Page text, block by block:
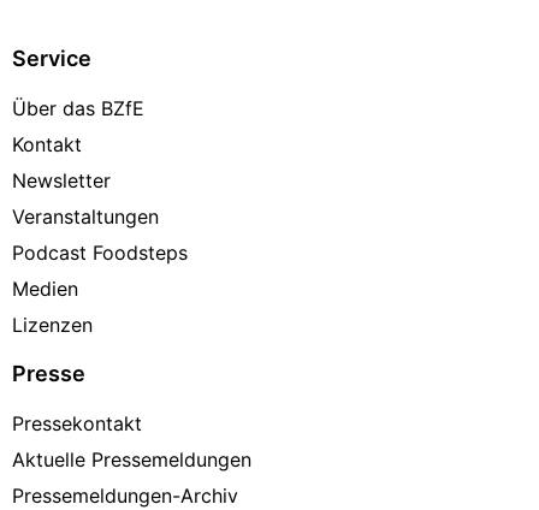
Service
Über das BZfE
Kontakt
Newsletter
Veranstaltungen
Podcast Foodsteps
Medien
Lizenzen
Presse
Pressekontakt
Aktuelle Pressemeldungen
Pressemeldungen-Archiv